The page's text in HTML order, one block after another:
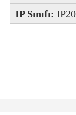
IP Sınıfı: IP20